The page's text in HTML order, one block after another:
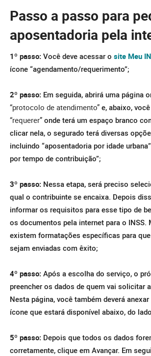
Passo a passo para
aposentadoria pela
1º passo: Você deve acessar o site Meu
ícone “agendamento/requerimento”;
2º passo: Em seguida, abrirá uma página
“protocolo de atendimento” e, abaixo,
“requerer” onde terá um espaço branco
clicar nela, o segurado terá diversas
incluindo “aposentadoria por idade
por tempo de contribuição”;
3º passo: Nessa etapa, será preciso
qual o contribuinte se encaixa. Depois
informar os requisitos para esse tipo de
os documentos pela internet para o INSS.
existem formatações específicas para
sejam enviadas com êxito;
4º passo: Após a escolha do serviço, o
preencher os dados de quem vai solicitar
Nesta página, você também deverá
ícone que estará disponível abaixo, do
5º passo: Depois que todos os dados
corretamente, clique em Avançar. Em